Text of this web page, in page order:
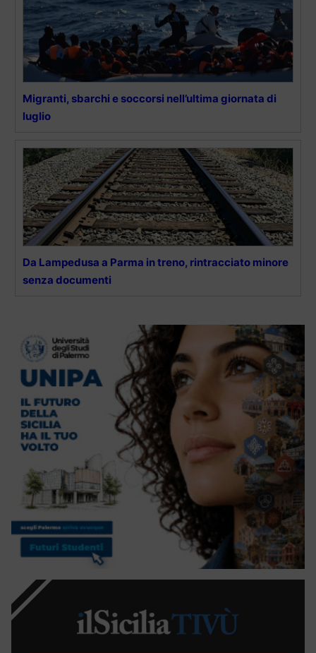
Migranti, sbarchi e soccorsi nell’ultima giornata di
luglio
Da Lampedusa a Parma in treno, rintracciato minore
senza documenti